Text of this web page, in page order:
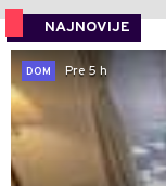
NAJNOVIJE
DOM
Pre 5 h